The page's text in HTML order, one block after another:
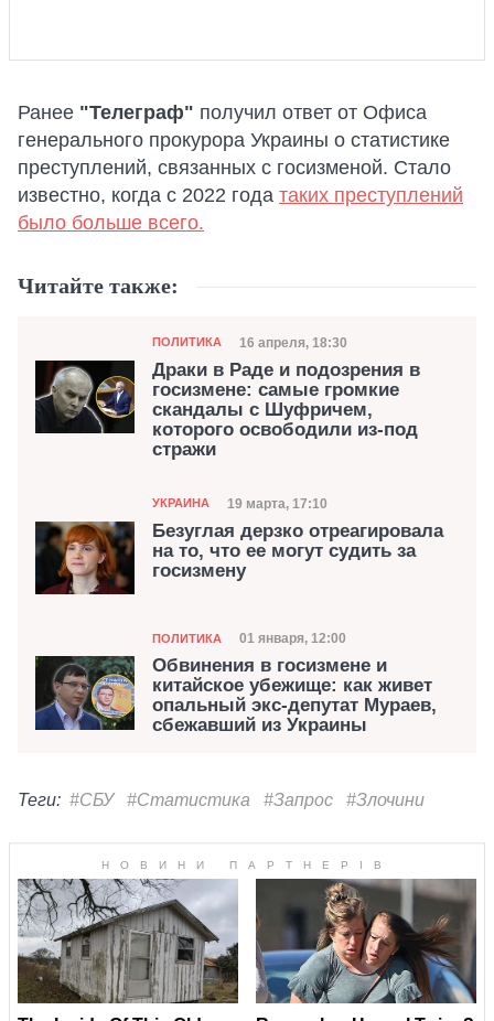
Ранее "Телеграф" получил ответ от Офиса
генерального прокурора Украины о статистике
преступлений, связанных с госизменой. Стало
известно, когда с 2022 года таких преступлений
было больше всего.
Читайте также:
Категория
ПОЛИТИКА Дата публикации
16 апреля, 18:30
Драки в Раде и подозрения в
госизмене: самые громкие
скандалы с Шуфричем,
которого освободили из-под
стражи
Категория
УКРАИНА Дата публикации
19 марта, 17:10
Безуглая дерзко отреагировала
на то, что ее могут судить за
госизмену
Категория
ПОЛИТИКА Дата публикации
01 января, 12:00
Обвинения в госизмене и
китайское убежище: как живет
опальный экс-депутат Мураев,
сбежавший из Украины
Теги: #СБУ #Статистика #Запрос #Злочини